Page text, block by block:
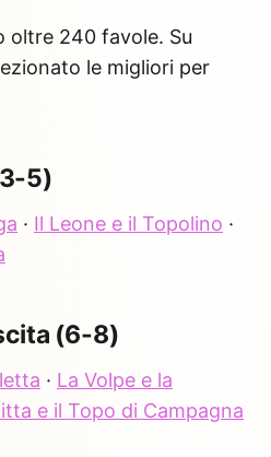
oltre 240 favole. Su
le migliori per
5)
· Il Leone e il Topolino ·
(6-8)
· La Volpe e la
e il Topo di Campagna